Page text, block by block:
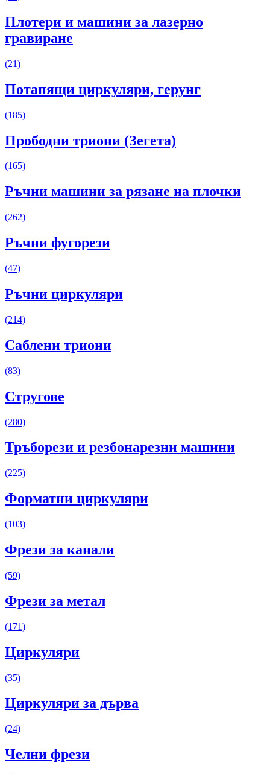
Плотери и машини за лазерно
гравиране
(21)
Потапящи циркуляри, герунг
(185)
Прободни триони (Зегета)
(165)
Ръчни машини за рязане на плочки
(262)
Ръчни фугорези
(47)
Ръчни циркуляри
(214)
Саблени триони
(83)
Стругове
(280)
Тръборези и резбонарезни машини
(225)
Форматни циркуляри
(103)
Фрези за канали
(59)
Фрези за метал
(171)
Циркуляри
(35)
Циркуляри за дърва
(24)
Челни фрези